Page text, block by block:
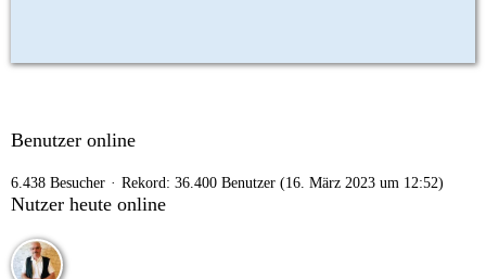
Benutzer online
6.438 Besucher Rekord: 36.400 Benutzer (16. März 2023 um 12:52)
Nutzer heute online